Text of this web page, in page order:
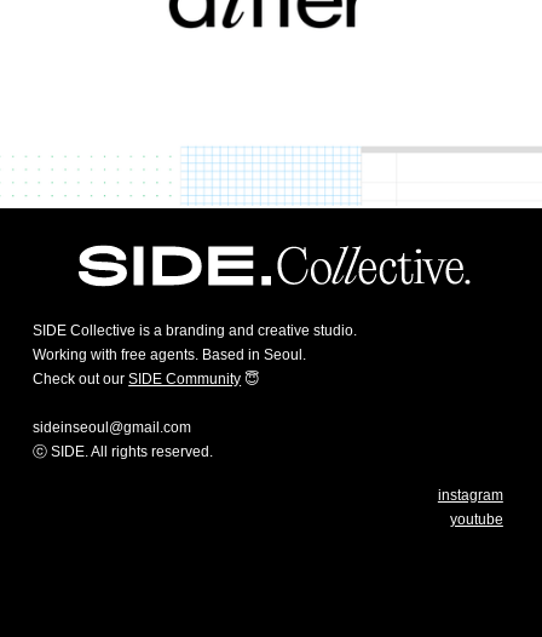
SIDE Collective is a branding and creative studio.
Working with free agents. Based in Seoul.
Check out ourSIDE Community 😇
sideinseoul@gmail.com
ⓒ SIDE. All rights reserved.
instagram
youtube